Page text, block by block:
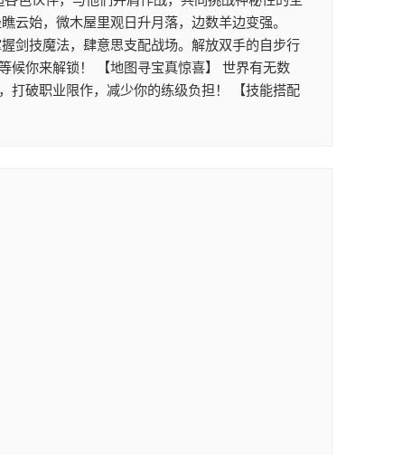
云始，微木屋里观日升月落，边数羊边变强。
剑技魔法，肆意思支配战场。解放双手的自步行
候你来解锁！ 【地图寻宝真惊喜】 世界有无数
打破职业限作，减少你的练级负担！ 【技能搭配